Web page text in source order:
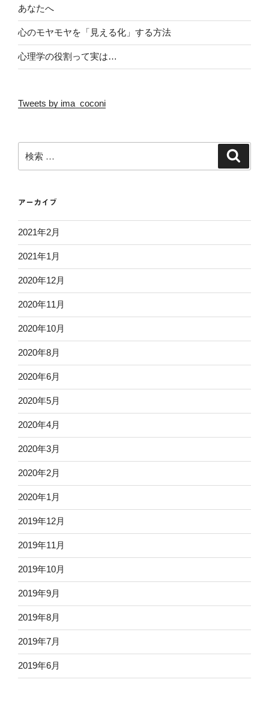
あなたへ
心のモヤモヤを「見える化」する方法
心理学の役割って実は…
Tweets by ima_coconi
索:
アーカイブ
2021年2月
2021年1月
2020年12月
2020年11月
2020年10月
2020年8月
2020年6月
2020年5月
2020年4月
2020年3月
2020年2月
2020年1月
2019年12月
2019年11月
2019年10月
2019年9月
2019年8月
2019年7月
2019年6月